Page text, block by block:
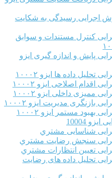
اجرایی رسیدگی به شکایت
کنترل مستندات و سوابق
پایش و اندازه گیری ایزو
تحلیل داده ها ایزو ۱۰۰۰۲
اقدام اصلاحی ایزو ۱۰۰۰۲
ممیزی داخلی ایزو ۱۰۰۰۲
بازنگری مدیریت ایزو ۱۰۰۰۲
بهبود مستمر ایزو ۱۰۰۰۲
10004
شناسایی مشتري
سنجش رضایت مشتري
تعیین انتظارات مشتري
تحلیل داده های رضایت